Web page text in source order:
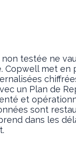
non testée ne
Copwell met en
un Plan de
et
sont
dans les